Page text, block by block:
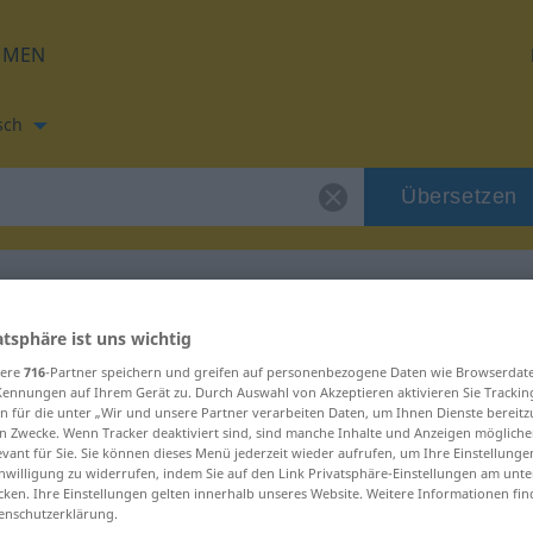
Übersetzen
für "escachar"
ist uns wichtig
716-Partner speichern und greifen auf personenbezogene Daten wie
auf Ihrem Gerät zu. Durch Auswahl von Akzeptieren aktivieren Sie
für die unter „Wir und unsere Partner verarbeiten Daten, um Ihnen Dienste
Zwecke. Wenn Tracker deaktiviert sind, sind manche Inhalte und Anzeigen
für Sie. Sie können dieses Menü jederzeit wieder aufrufen, um Ihre
zu widerrufen, indem Sie auf den Link Privatsphäre-Einstellungen am
Ihre Einstellungen gelten innerhalb unseres Website. Weitere Informationen